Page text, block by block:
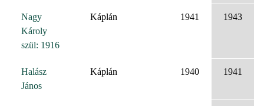
Nagy
Károly
szül: 1916
Káplán 1941 1943
Halász
János
Káplán 1940 1941